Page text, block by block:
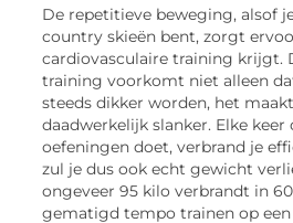
De repetitieve beweging, alsof
country skieën bent, zorgt
cardiovasculaire training krijgt.
training voorkomt niet alleen
steeds dikker worden, het
daadwerkelijk slanker. Elke keer
oefeningen doet, verbrand je
zul je dus ook echt gewicht
ongeveer 95 kilo verbrandt in
gematigd tempo trainen op